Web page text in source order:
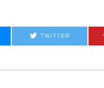
TWITTER